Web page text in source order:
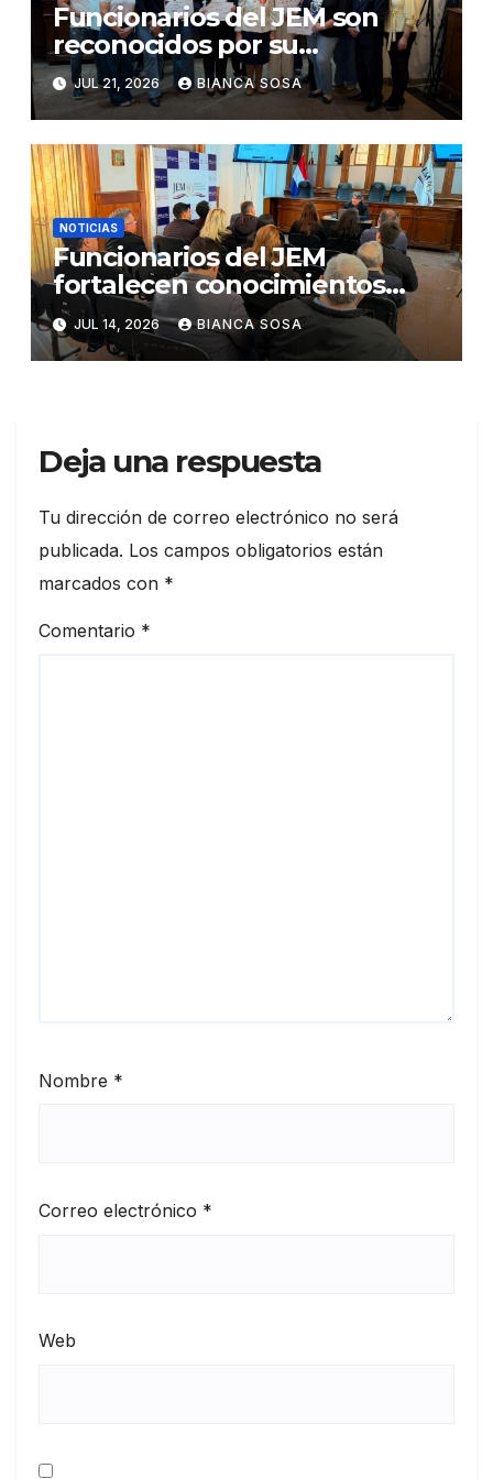
Funcionarios del JEM son
reconocidos por su
participación en el concurso
«Lemas sobre Ética e
Integridad Institucional»
JUL 21, 2026 BIANCA SOSA
NOTICIAS
Funcionarios del JEM
fortalecen conocimientos
sobre administración de
contratos públicos
JUL 14, 2026 BIANCA SOSA
Deja una respuesta
Tu dirección de correo electrónico no será
publicada. Los campos obligatorios están
marcados con *
Comentario *
Nombre *
Correo electrónico *
Web